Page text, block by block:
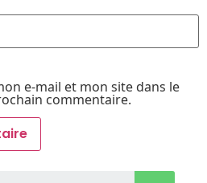
e-mail et mon site dans le
commentaire.